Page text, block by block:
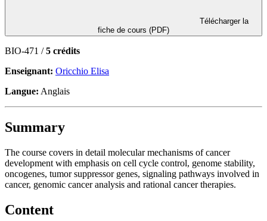
fiche de cours (PDF)
BIO-471 /5 crédits
Enseignant: Oricchio Elisa
Langue: Anglais
Summary
The course covers in detail molecular mechanisms of cancer
development with emphasis on cell cycle control, genome stability,
oncogenes, tumor suppressor genes, signaling pathways involved in
cancer, genomic cancer analysis and rational cancer therapies.
Content